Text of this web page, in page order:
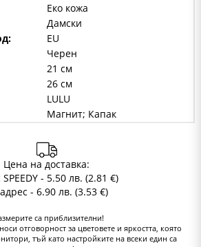
Еко кожа
Дамски
EU
Черен
21 см
26 см
LULU
Магнит; Капак
Цена на доставка:
- 5.50 лв. (2.81 €)
- 6.90 лв. (3.53 €)
са приблизителни!
отговорност за цветовете и яркостта, която
тъй като настройките на всеки един са